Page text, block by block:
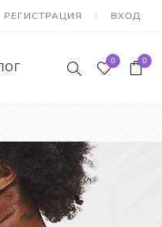
РЕГИСТРАЦИЯ ВХОД
0 0